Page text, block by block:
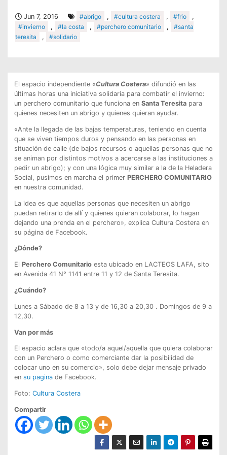
Jun 7, 2016 #abrigo , #cultura costera , #frio
,
#invierno
, #la costa , #perchero comunitario ,
#santa
teresita
, #solidario
El espacio independiente «Cultura Costera» difundió en las
últimas horas una iniciativa solidaria para combatir el invierno:
un perchero comunitario que funciona en Santa Teresitapara
quienes necesiten un abrigo y quienes quieran ayudar.
«Ante la llegada de las bajas temperaturas, teniendo en cuenta
que se viven tiempos duros y pensando en las personas en
situación de calle (de bajos recursos o aquellas personas que no
se animan por distintos motivos a acercarse a las instituciones a
pedir un abrigo); y con una lógica muy similar a la de la Heladera
Social, pusimos en marcha el primer PERCHERO COMUNITARIO
en nuestra comunidad.
La idea es que aquellas personas que necesiten un abrigo
puedan retirarlo de allí y quienes quieran colaborar, lo hagan
dejando una prenda en el perchero», explica Cultura Costera en
su página de Facebook.
¿Dónde?
El Perchero Comunitarioesta ubicado en LACTEOS LAFA, sito
en Avenida 41 N° 1141 entre 11 y 12 de Santa Teresita.
¿Cuándo?
Lunes a Sábado de 8 a 13 y de 16,30 a 20,30 . Domingos de 9 a
12,30.
Van por más
El espacio aclara que «todo/a aquel/aquella que quiera colaborar
con un Perchero o como comerciante dar la posibilidad de
colocar uno en su comercio», solo debe dejar mensaje privado
en su paginade Facebook.
Foto: Cultura Costera
Compartir